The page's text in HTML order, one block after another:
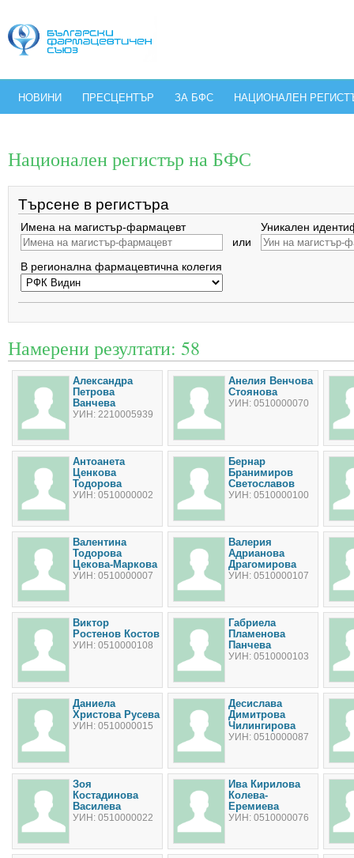
НОВИНИ ПРЕСЦЕНТЪР ЗА БФС НАЦИОНАЛЕН
Национален регистър на БФС
Търсене в регистъра
Имена на магистър-фармацевт
или
Уникален
В регионална фармацевтична колегия
Намерени резултати: 58
Александра
Петрова
Ванчева
УИН: 2210005939
Анелия Венчова
Стоянова
УИН: 0510000070
Антоанета
Ценкова
Тодорова
УИН: 0510000002
Бернар
Бранимиров
Светославов
УИН: 0510000100
Валентина
Тодорова
Цекова-Маркова
УИН: 0510000007
Валерия
Адрианова
Драгомирова
УИН: 0510000107
Виктор
Ростенов Костов
УИН: 0510000108
Габриела
Пламенова
Панчева
УИН: 0510000103
Даниела
Христова Русева
УИН: 0510000015
Десислава
Димитрова
Чилингирова
УИН: 0510000087
Зоя
Костадинова
Василева
УИН: 0510000022
Ива Кирилова
Колева-
Еремиева
УИН: 0510000076